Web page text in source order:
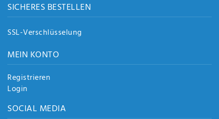
SICHERES BESTELLEN
SSL-Verschlüsselung
MEIN KONTO
Registrieren
Login
SOCIAL MEDIA